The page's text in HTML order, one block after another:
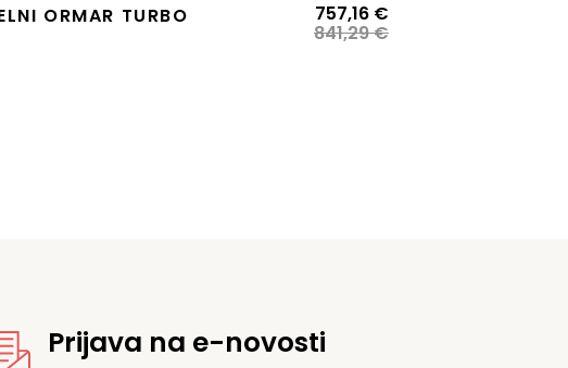
ORMAR TURBO
841,29€
Izvorna
cijena
757,16 €Trenutna
cijena
Prijava na e-novosti